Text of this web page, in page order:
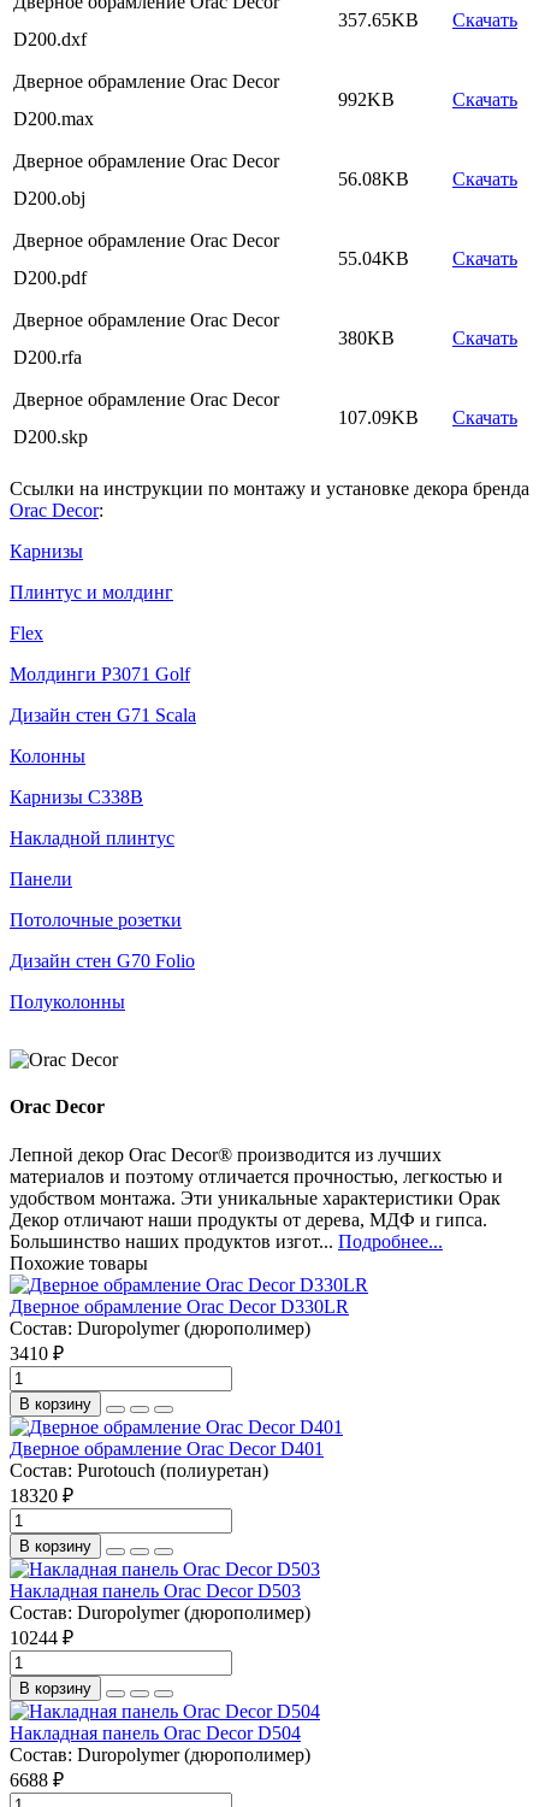
D200.dxf
357.65KB Скачать
Дверное обрамление Orac Decor
D200.max
992KB Скачать
Дверное обрамление Orac Decor
D200.obj
56.08KB Скачать
Дверное обрамление Orac Decor
D200.pdf
55.04KB Скачать
Дверное обрамление Orac Decor
D200.rfa
380KB Скачать
Дверное обрамление Orac Decor
D200.skp
107.09KB Скачать
Ссылки на инструкции по монтажу и установке декора бренда
Orac Decor:
Карнизы
Плинтус и молдинг
Flex
Молдинги P3071 Golf
Дизайн стен G71 Scala
Колонны
Карнизы С338В
Накладной плинтус
Панели
Потолочные розетки
Дизайн стен G70 Folio
Полуколонны
Orac Decor
Лепной декор Orac Decor® производится из лучших
материалов и поэтому отличается прочностью, легкостью и
удобством монтажа. Эти уникальные характеристики Орак
Декор отличают наши продукты от дерева, МДФ и гипса.
Большинство наших продуктов изгот... Подробнее...
Похожие товары
Дверное обрамление Orac Decor D330LR
Состав: Duropolymer (дюрополимер)
3410 ₽
В корзину
Дверное обрамление Orac Decor D401
Состав: Purotouch (полиуретан)
18320 ₽
В корзину
Накладная панель Orac Decor D503
Состав: Duropolymer (дюрополимер)
10244 ₽
В корзину
Накладная панель Orac Decor D504
Состав: Duropolymer (дюрополимер)
6688 ₽